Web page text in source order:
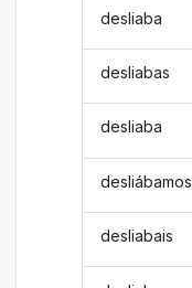
desliaba
desliabas
desliaba
desliábamos
desliabais